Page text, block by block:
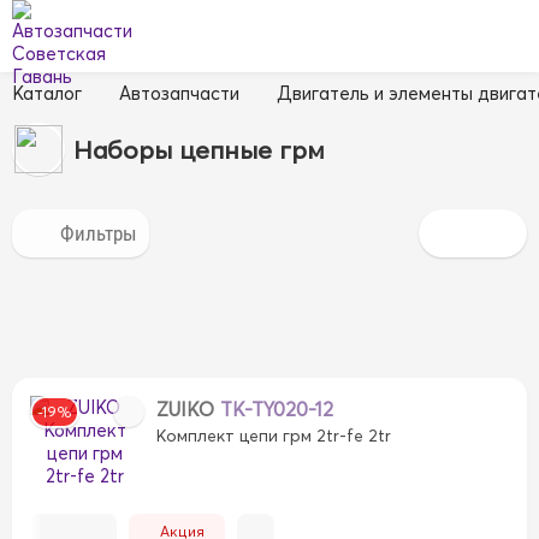
Каталог Автозапчасти Двигатель и элементы
Наборы цепные грм
-19% ZUIKO TK-TY020-12
Комплект цепи грм 2tr-fe 2tr
Акция